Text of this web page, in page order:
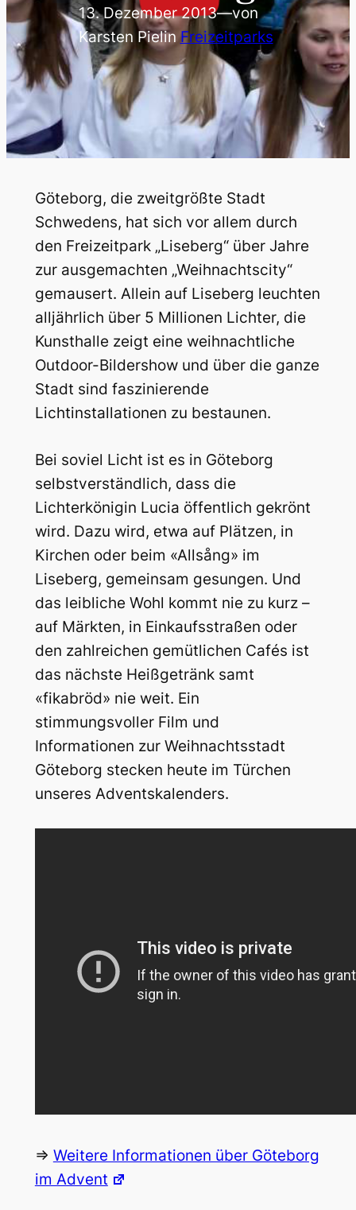
13. Dezember 2013—von
Karsten PielinFreizeitparks
Göteborg, die zweitgrößte Stadt
Schwedens, hat sich vor allem durch
den Freizeitpark „Liseberg“ über Jahre
zur ausgemachten „Weihnachtscity“
gemausert. Allein auf Liseberg leuchten
alljährlich über 5 Millionen Lichter, die
Kunsthalle zeigt eine weihnachtliche
Outdoor-Bildershow und über die ganze
Stadt sind faszinierende
Lichtinstallationen zu bestaunen.
Bei soviel Licht ist es in Göteborg
selbstverständlich, dass die
Lichterkönigin Lucia öffentlich gekrönt
wird. Dazu wird, etwa auf Plätzen, in
Kirchen oder beim «Allsång» im
Liseberg, gemeinsam gesungen. Und
das leibliche Wohl kommt nie zu kurz –
auf Märkten, in Einkaufsstraßen oder
den zahlreichen gemütlichen Cafés ist
das nächste Heißgetränk samt
«fikabröd» nie weit. Ein
stimmungsvoller Film und
Informationen zur Weihnachtsstadt
Göteborg stecken heute im Türchen
unseres Adventskalenders.
=> Weitere Informationen über Göteborg
im Advent